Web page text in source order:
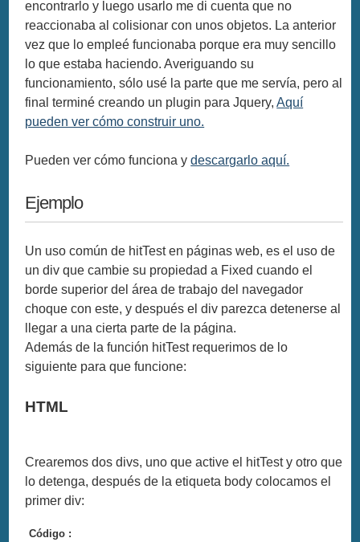
encontrarlo y luego usarlo me di cuenta que no
reaccionaba al colisionar con unos objetos. La anterior
vez que lo empleé funcionaba porque era muy sencillo
lo que estaba haciendo. Averiguando su
funcionamiento, sólo usé la parte que me servía, pero al
final terminé creando un plugin para Jquery,Aquí
pueden ver cómo construir uno.
Pueden ver cómo funciona ydescargarlo aquí.
Ejemplo
Un uso común de hitTest en páginas web, es el uso de
un div que cambie su propiedad a Fixed cuando el
borde superior del área de trabajo del navegador
choque con este, y después el div parezca detenerse al
llegar a una cierta parte de la página.
Además de la función hitTest requerimos de lo
siguiente para que funcione:
HTML
Crearemos dos divs, uno que active el hitTest y otro que
lo detenga, después de la etiqueta body colocamos el
primer div:
Código :